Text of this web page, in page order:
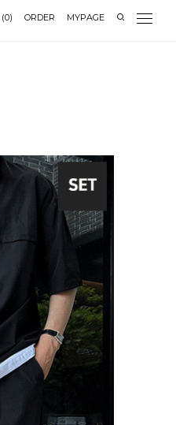
(0) ORDER MYPAGE